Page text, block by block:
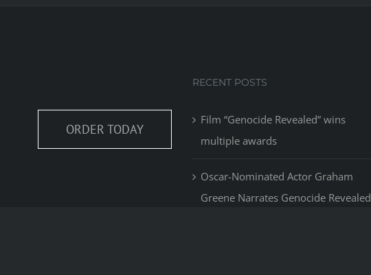
ORDER TODAY
RECENT POSTS
Film “Genocide Revealed” wins
multiple awards
Oscar-Nominated Actor Graham
Greene Narrates Genocide Revealed